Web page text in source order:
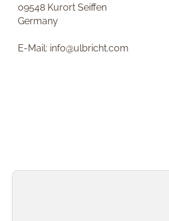
09548 Kurort Seiffen
Germany
E-Mail: info@ulbricht.com